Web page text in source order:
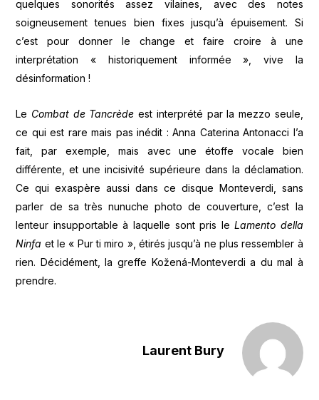
quelques sonorités assez vilaines, avec des notes
soigneusement tenues bien fixes jusqu’à épuisement. Si
c’est pour donner le change et faire croire à une
interprétation « historiquement informée », vive la
désinformation !
Le Combat de Tancrèdeest interprété par la mezzo seule,
ce qui est rare mais pas inédit : Anna Caterina Antonacci l’a
fait, par exemple, mais avec une étoffe vocale bien
différente, et une incisivité supérieure dans la déclamation.
Ce qui exaspère aussi dans ce disque Monteverdi, sans
parler de sa très nunuche photo de couverture, c’est la
lenteur insupportable à laquelle sont pris leLamento della
Ninfa et le « Pur ti miro », étirés jusqu’à ne plus ressembler à
rien. Décidément, la greffe Kožená-Monteverdi a du mal à
prendre.
Laurent Bury